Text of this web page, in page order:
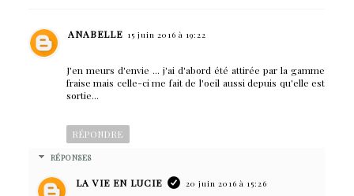
ANABELLE 15 juin 2016 à 19:22
J'en meurs d'envie ... j'ai d'abord été attirée par la gamme
fraise mais celle-ci me fait de l'oeil aussi depuis qu'elle est
sortie...
RÉPONDRE
RÉPONSES
LA VIE EN LUCIE 20 juin 2016 à 15:26